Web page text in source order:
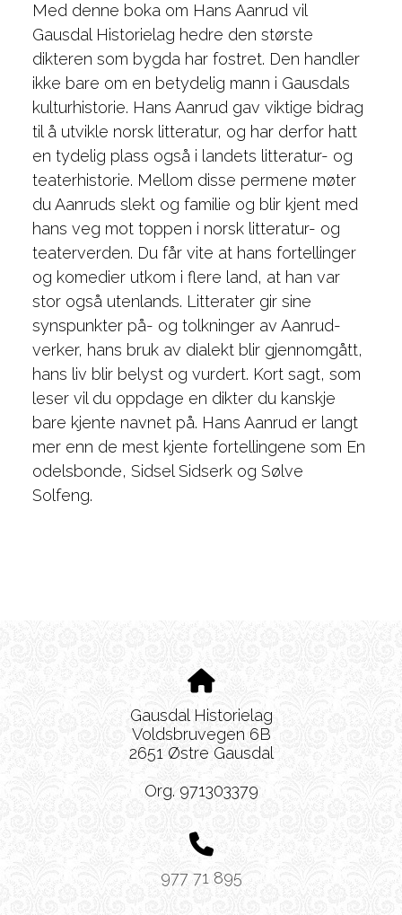
Med denne boka om Hans Aanrud vil
Gausdal Historielag hedre den største
dikteren som bygda har fostret. Den handler
ikke bare om en betydelig mann i Gausdals
kulturhistorie. Hans Aanrud gav viktige bidrag
til å utvikle norsk litteratur, og har derfor hatt
en tydelig plass også i landets litteratur- og
teaterhistorie. Mellom disse permene møter
du Aanruds slekt og familie og blir kjent med
hans veg mot toppen i norsk litteratur- og
teaterverden. Du får vite at hans fortellinger
og komedier utkom i flere land, at han var
stor også utenlands. Litterater gir sine
synspunkter på- og tolkninger av Aanrud-
verker, hans bruk av dialekt blir gjennomgått,
hans liv blir belyst og vurdert. Kort sagt, som
leser vil du oppdage en dikter du kanskje
bare kjente navnet på. Hans Aanrud er langt
mer enn de mest kjente fortellingene som En
odelsbonde, Sidsel Sidserk og Sølve
Solfeng.
Gausdal Historielag
Voldsbruvegen 6B
2651 Østre Gausdal
Org. 971303379
977 71 895